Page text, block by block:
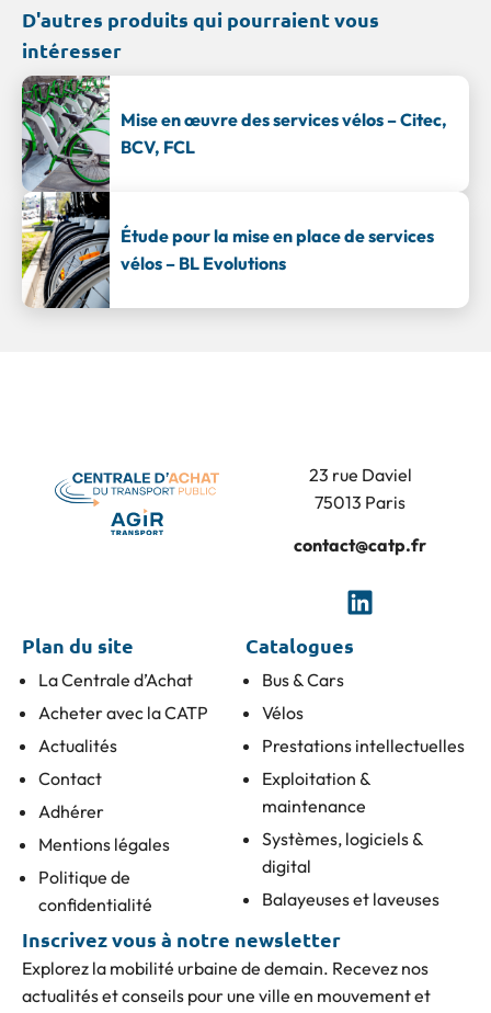
D'autres produits qui pourraient vous
intéresser
Mise en œuvre des services vélos – Citec,
BCV, FCL
Étude pour la mise en place de services
vélos – BL Evolutions
23 rue Daviel
75013 Paris
contact@catp.fr
Plan du site
La Centrale d’Achat
Acheter avec la CATP
Actualités
Contact
Adhérer
Mentions légales
Politique de
confidentialité
Catalogues
Bus & Cars
Vélos
Prestations intellectuelles
Exploitation &
maintenance
Systèmes, logiciels &
digital
Balayeuses et laveuses
Inscrivez vous à notre newsletter
Explorez la mobilité urbaine de demain. Recevez nos
actualités et conseils pour une ville en mouvement et